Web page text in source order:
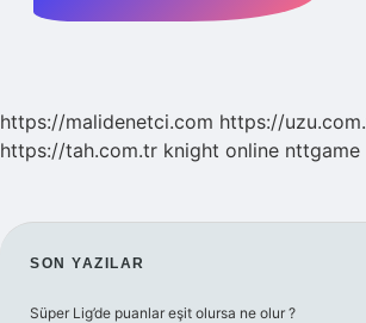
https://malidenetci.com https://
https://tah.com.tr knight online nttgame
SIDEBAR
SON YAZILAR
Süper Lig’de puanlar eşit olursa ne olur ?